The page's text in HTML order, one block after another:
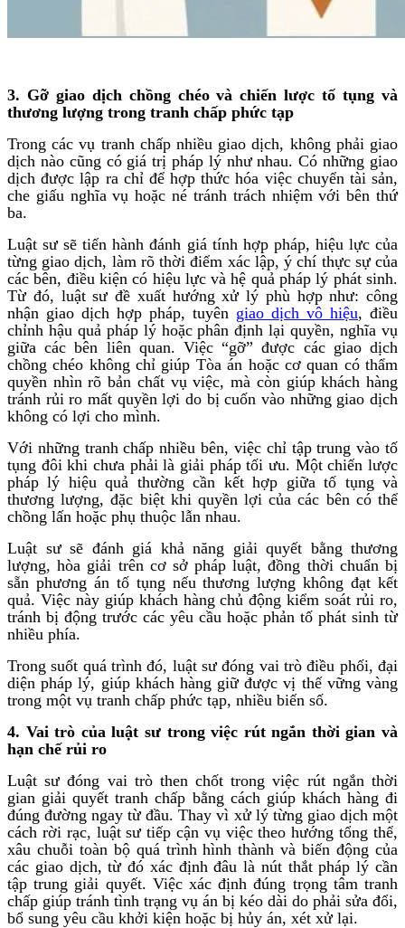
3. Gỡ giao dịch chồng chéo và chiến lược tố tụng và
thương lượng trong tranh chấp phức tạp
Trong các vụ tranh chấp nhiều giao dịch, không phải giao
dịch nào cũng có giá trị pháp lý như nhau. Có những giao
dịch được lập ra chỉ để hợp thức hóa việc chuyển tài sản,
che giấu nghĩa vụ hoặc né tránh trách nhiệm với bên thứ
ba.
Luật sư sẽ tiến hành đánh giá tính hợp pháp, hiệu lực của
từng giao dịch, làm rõ thời điểm xác lập, ý chí thực sự của
các bên, điều kiện có hiệu lực và hệ quả pháp lý phát sinh.
Từ đó, luật sư đề xuất hướng xử lý phù hợp như: công
nhận giao dịch hợp pháp, tuyên giao dịch vô hiệu, điều
chỉnh hậu quả pháp lý hoặc phân định lại quyền, nghĩa vụ
giữa các bên liên quan. Việc “gỡ” được các giao dịch
chồng chéo không chỉ giúp Tòa án hoặc cơ quan có thẩm
quyền nhìn rõ bản chất vụ việc, mà còn giúp khách hàng
tránh rủi ro mất quyền lợi do bị cuốn vào những giao dịch
không có lợi cho mình.
Với những tranh chấp nhiều bên, việc chỉ tập trung vào tố
tụng đôi khi chưa phải là giải pháp tối ưu. Một chiến lược
pháp lý hiệu quả thường cần kết hợp giữa tố tụng và
thương lượng, đặc biệt khi quyền lợi của các bên có thể
chồng lấn hoặc phụ thuộc lẫn nhau.
Luật sư sẽ đánh giá khả năng giải quyết bằng thương
lượng, hòa giải trên cơ sở pháp luật, đồng thời chuẩn bị
sẵn phương án tố tụng nếu thương lượng không đạt kết
quả. Việc này giúp khách hàng chủ động kiểm soát rủi ro,
tránh bị động trước các yêu cầu hoặc phản tố phát sinh từ
nhiều phía.
Trong suốt quá trình đó, luật sư đóng vai trò điều phối, đại
diện pháp lý, giúp khách hàng giữ được vị thế vững vàng
trong một vụ tranh chấp phức tạp, nhiều biến số.
4. Vai trò của luật sư trong việc rút ngắn thời gian và
hạn chế rủi ro
Luật sư đóng vai trò then chốt trong việc rút ngắn thời
gian giải quyết tranh chấp bằng cách giúp khách hàng đi
đúng đường ngay từ đầu. Thay vì xử lý từng giao dịch một
cách rời rạc, luật sư tiếp cận vụ việc theo hướng tổng thể,
xâu chuỗi toàn bộ quá trình hình thành và biến động của
các giao dịch, từ đó xác định đâu là nút thắt pháp lý cần
tập trung giải quyết. Việc xác định đúng trọng tâm tranh
chấp giúp tránh tình trạng vụ án bị kéo dài do phải sửa đổi,
bổ sung yêu cầu khởi kiện hoặc bị hủy án, xét xử lại.